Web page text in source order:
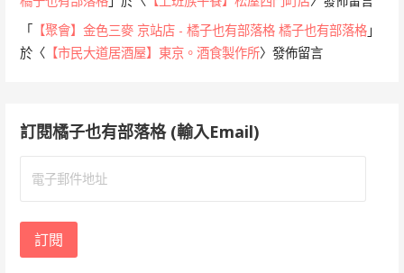
「 【聚會】金色三麥 京站店 - 橘子也有部落格 橘子也有部落格 」
於〈 【市民大道居酒屋】東京。酒食製作所〉發佈留言
訂閱橘子也有部落格 (輸入Email)
地
訂閱